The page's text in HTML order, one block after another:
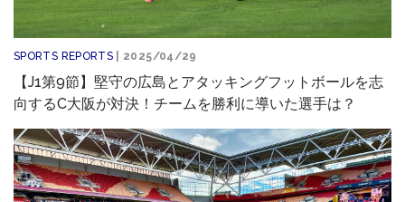
SPORTS REPORTS | 2025/04/29
【J1第9節】堅守の広島とアタッキングフットボールを志
向するC大阪が対決！チームを勝利に導いた選手は？